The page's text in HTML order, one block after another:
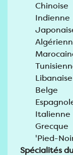
Chinoise
Indienne
Libanaise
Belge
Italienne
Grecque
'Pied-
Spécialités